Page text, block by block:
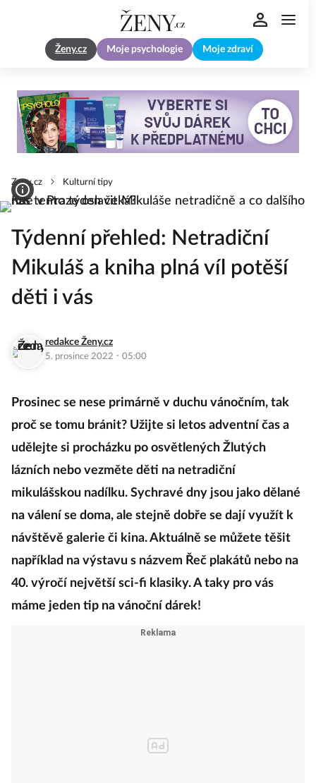
Ženy.cz Moje psychologie Moje zdraví
Zeny.cz Kulturní tipy
Týdenní přehled: Netradiční
Mikuláš a kniha plná víl potěší
děti i vás
redakce Ženy.cz
5. prosince 2022 · 05:00
Prosinec se nese primárně v duchu vánočním, tak
proč se tomu bránit? Užijte si letos adventní čas a
udělejte si procházku po osvětlených Žlutých
lázních nebo vezměte děti na netradiční
mikulášskou nadílku. Sychravé dny jsou jako dělané
na válení se doma, ale stejně dobře se dají využít k
návštěvě galerie či kina. Aktuálně se můžete těšit
například na výstavu s názvem Řeč plakátů nebo na
40. výročí největší sci-fi klasiky. A taky pro vás
máme jeden tip na vánoční dárek!